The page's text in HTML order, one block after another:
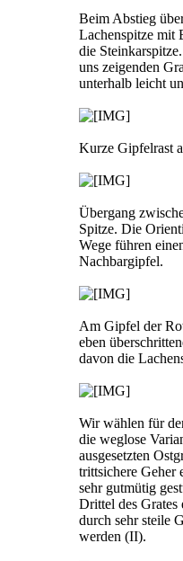
Beim Abstieg
Lachenspitze mit
die
uns zeigenden
unterhalb leicht
Kurze Gipfelrast
Übergang
Spitze. Die
Wege führen
Nachbargipfel.
Am Gipfel der
eben
davon die
Wir wählen für
die weglose
ausgesetzten
trittsichere Geher
sehr gutmütig
Drittel des Grates
durch sehr steile
werden (II).